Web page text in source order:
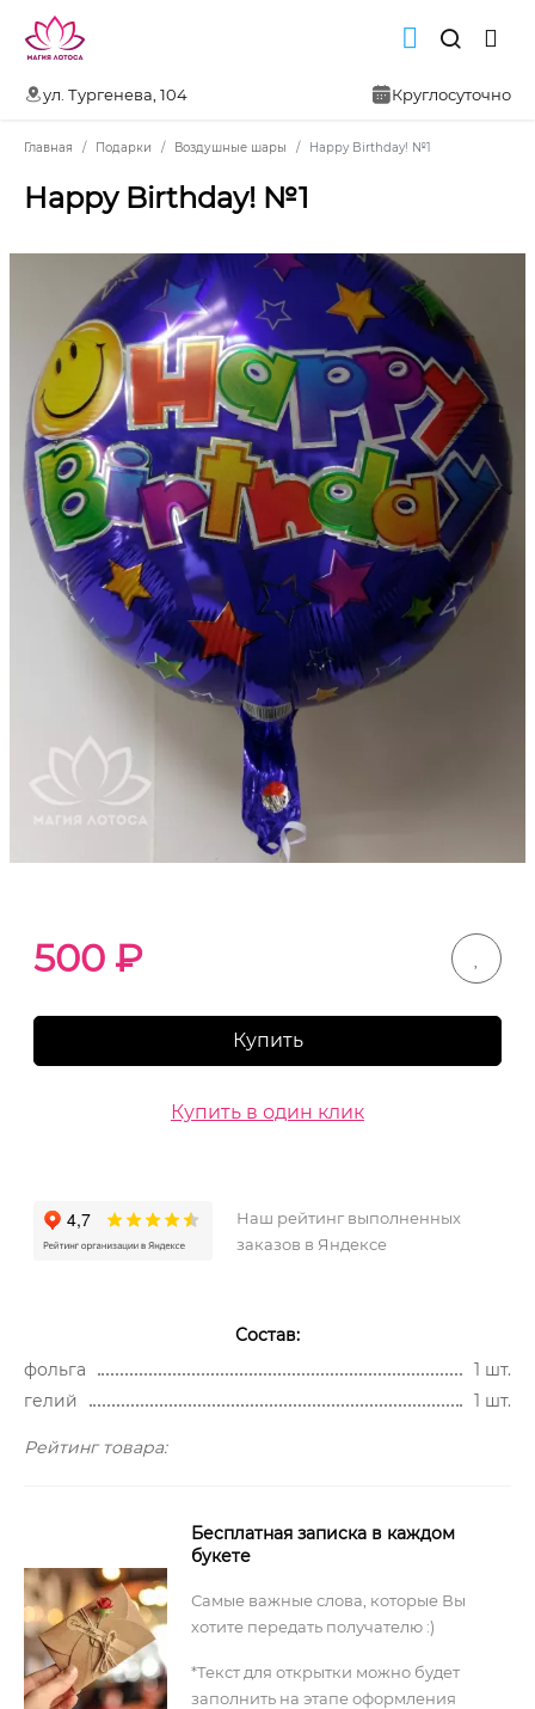
ул. Тургенева, 104 Круглосуточно
Главная Подарки Воздушные шары Happy Birthday! №1
Happy Birthday! №1
500 ₽
Купить
Купить в один клик
Наш рейтинг выполненных
заказов в Яндексе
Состав:
фольга
1 шт.
гелий
1 шт.
Рейтинг товара:
Бесплатная записка в каждом
букете
Самые важные слова, которые Вы
хотите передать получателю :)
*Текст для открытки можно будет
заполнить на этапе оформления